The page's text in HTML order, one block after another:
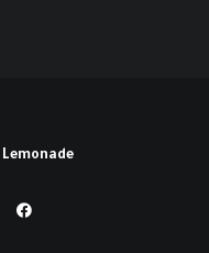
Lemonade